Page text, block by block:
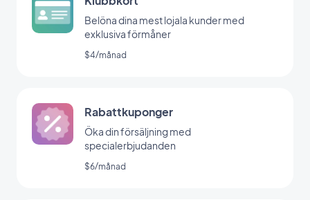
Belöna dina mest lojala kunder med
exklusiva förmåner
$4/månad
Rabattkuponger
Öka din försäljning med
specialerbjudanden
$6/månad